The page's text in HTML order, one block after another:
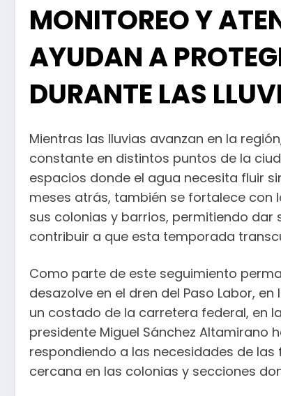
MONITOREO Y
AYUDAN A
DURANTE LAS
Mientras las lluvias avanzan en la
constante en distintos puntos de la
espacios donde el agua necesita fluir
meses atrás, también se fortalece con
sus colonias y barrios, permitiendo
contribuir a que esta temporada
Como parte de este seguimiento
desazolve en el dren del Paso Labor,
un costado de la carretera federal, en
presidente Miguel Sánchez Altamirano
respondiendo a las necesidades de
cercana en las colonias y secciones